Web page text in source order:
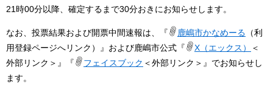
​21時00分以降、確定するまで30分おきにお知らせします。
なお、投票結果および開票中間速報は、『 鹿嶋市かなめーる （利
用登録ページへリンク）』および鹿嶋市公式『
X（エックス）
＜
外部リンク＞ 』『 フェイスブック ＜外部リンク＞ 』でお知らせし
ます。